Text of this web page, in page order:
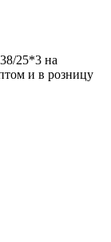
25*3 на
и в розницу